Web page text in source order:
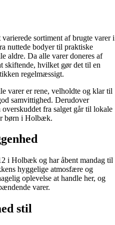
sortiment af brugte varer i
nuttede bodyer til praktiske
aldre. Da alle varer doneres af
skiftende, hvilket gør det til en
regelmæssigt.
varer er rene, velholdte og klar til
samvittighed. Derudover
overskuddet fra salget går til lokale
børn i Holbæk.
i Holbæk og har åbent mandag til
hyggelige atmosfære og
oplevelse at handle her, og
varer.
stil